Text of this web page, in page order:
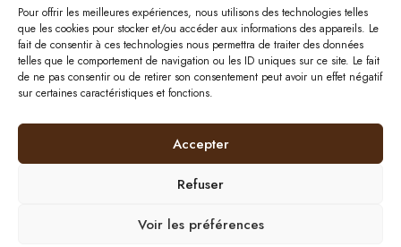
Pour offrir les meilleures expériences, nous utilisons des technologies telles
que les cookies pour stocker et/ou accéder aux informations des appareils. Le
fait de consentir à ces technologies nous permettra de traiter des données
telles que le comportement de navigation ou les ID uniques sur ce site. Le fait
de ne pas consentir ou de retirer son consentement peut avoir un effet négatif
sur certaines caractéristiques et fonctions.
Accepter
Refuser
Voir les préférences
Bijouterie : 05 53 53 64 11
Mardi au Samedi: 09:00 - 19:00
bijouterie.lavergne@orange.fr
| © 2024BurdiWeb